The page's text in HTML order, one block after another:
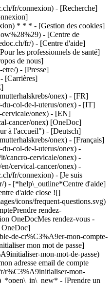
fr/connexion) - [Recherche]
* * * - [Gestion des cookies]
- [Centre de
fr/) - [Centre d'aide]
les professionnels de santé]
de nous]
) - [Presse]
[Carrières]
onex) - [FR]
col-de-l-uterus/onex) - [IT]
onex) - [EN]
cancer/onex) [OneDoc]
à l'accueil") - [Deutsch]
onex) - [Français]
col-de-l-uterus/onex) -
cancro-cervicale/onex) -
cervical-cancer/onex) -
fr/connexion) - [Je suis
) - [*help\_outline*Centre d'aide]
d'aide close ![]
icons/frequent-questions.svg)
rendez-
OneDocMes rendez-vous -
OneDoc]
de-cr%C3%A9er-mon-compte-
mon mot de passe]
mon-mot-de-passe)
adresse email de compte
r%C3%A9initialiser-mon-
*open\_in\_new* - [Prendre un